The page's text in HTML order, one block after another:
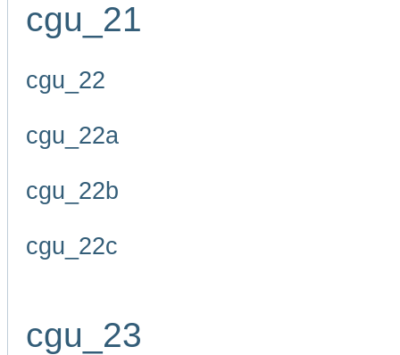
cgu_21
cgu_22
cgu_22a
cgu_22b
cgu_22c
cgu_23